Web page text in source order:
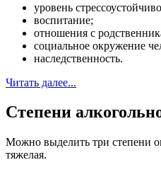
уровень
воспитание;
отношения с
социальное окружение
наследственность.
Читать далее...
Степени
Можно выделить три степени
тяжелая.